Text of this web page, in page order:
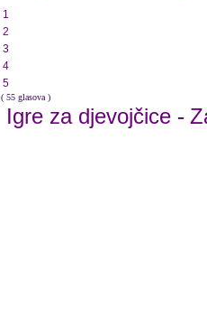
1
2
3
4
5
( 55 glasova )
Igre za djevojčice -